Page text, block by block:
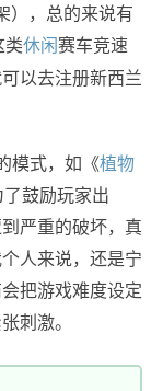
），总的来说有
类休闲赛车竞速
以去注册新西兰
模式，如《植物
鼓励玩家出
严重的破坏，真
人来说，还是宁
把游戏难度设定
刺激。